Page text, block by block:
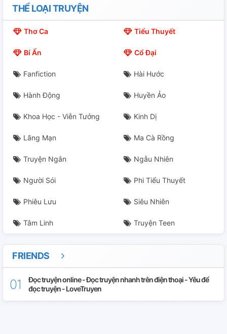
THỂ LOẠI TRUYỆN
Thơ Ca Tiểu Thuyết
Bí Ẩn Cổ Đại
Fanfiction Hài Hước
Hành Động Huyền Ảo
Khoa Học - Viễn Tưởng Kinh Dị
Lãng Mạn Ma Cà Rồng
Truyện Ngắn Ngẫu Nhiên
Người Sói Phi Tiểu Thuyết
Phiêu Lưu Siêu Nhiên
Tâm Linh Truyện Teen
FRIENDS
Đọc truyện online - Đọc truyện nhanh trên điện thoại - Yêu để
đọc truyện - LoveTruyen